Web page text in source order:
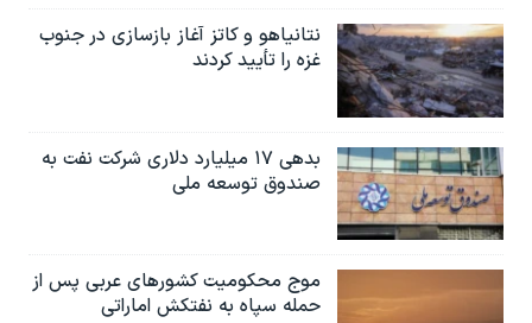
نتانیاهو و کاتز آغاز بازسازی در جنوب
غزه را تأیید کردند
بدهی ۱۷ میلیارد دلاری شرکت نفت به
صندوق توسعه ملی
موج محکومیت کشورهای عربی پس از
حمله سپاه به نفتکش اماراتی